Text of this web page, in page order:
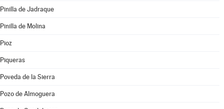
Pinilla de Jadraque
Pinilla de Molina
Pioz
Piqueras
Poveda de la Sierra
Pozo de Almoguera